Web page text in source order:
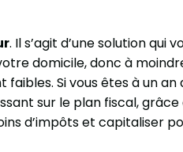
. Il s’agit d’une solution qui
domicile, donc à
Si vous êtes à un an
sur le plan fiscal, grâce
d’impôts et capitaliser